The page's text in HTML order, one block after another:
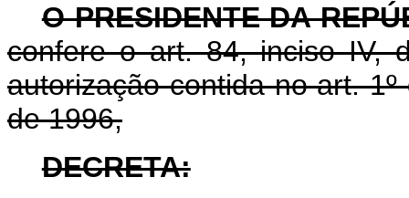
O PRESIDENTE DA
confere o art. 84, inciso IV,
autorização contida no art.
de 1996,
DECRETA: